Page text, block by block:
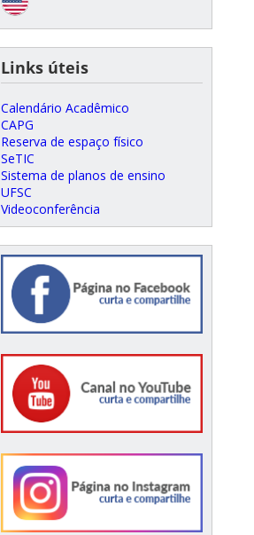
Links úteis
Calendário Acadêmico
CAPG
Reserva de espaço físico
SeTIC
Sistema de planos de ensino
UFSC
Videoconferência